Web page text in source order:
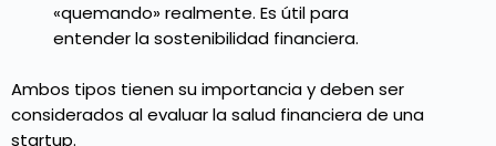
«quemando» realmente. Es útil para
entender la sostenibilidad financiera.
Ambos tipos tienen su importancia y deben ser
considerados al evaluar la salud financiera de una
startup.